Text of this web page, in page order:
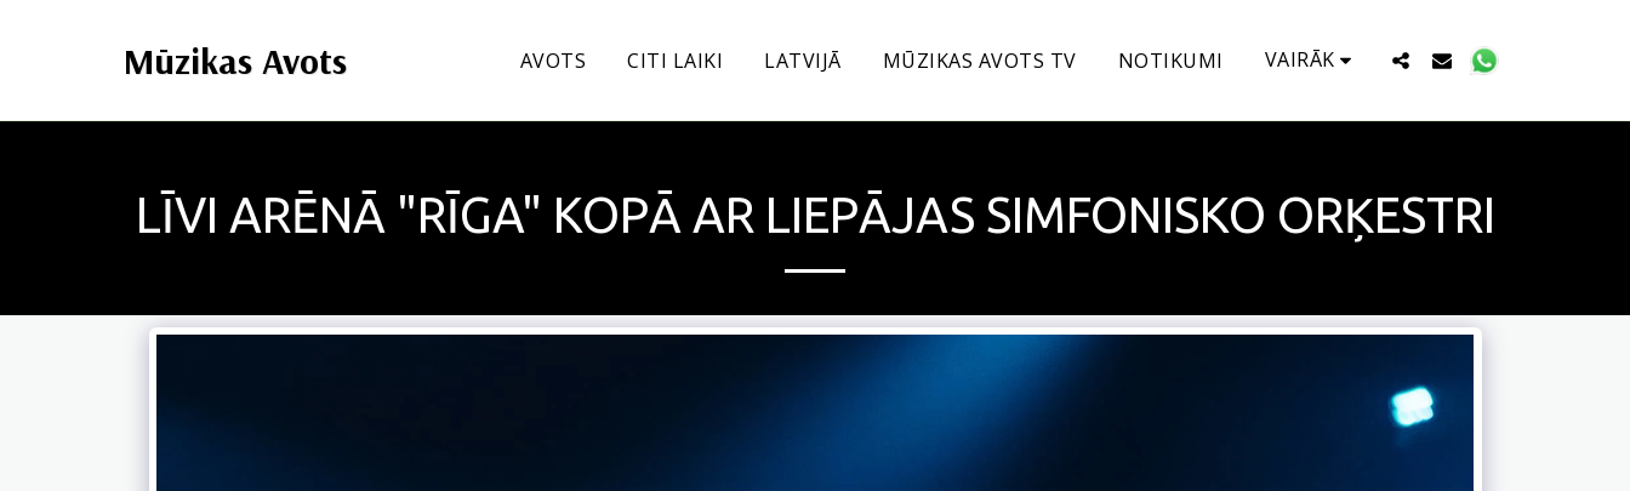
Mūzikas Avots AVOTS CITI LAIKI LATVIJĀ MŪZIKAS AVOTS TV NOTIKUMI VAIRĀK
LĪVI ARĒNĀ "RĪGA" KOPĀ AR LIEPĀJAS SIMFONISKO ORĶESTRI